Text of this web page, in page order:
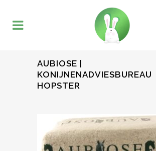
AUBIOSE |
KONIJNENADVIESBUREAU
HOPSTER